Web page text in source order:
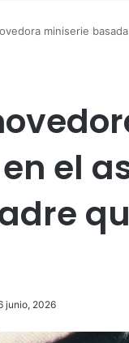
miniserie
el
junio, 2026